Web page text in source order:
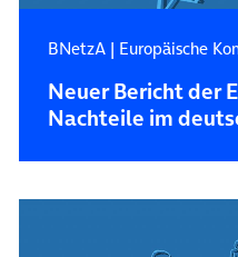
BNetzA| Europäische
Neuer Bericht der
Nachteile im